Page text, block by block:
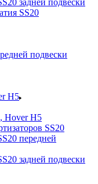
задней подвески
SS20
подвески
H5
Hover H5
SS20
передней
задней подвески